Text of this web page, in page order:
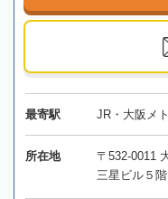
最寄駅 JR・大阪メ
所在地
〒532-0011
三星ビル５階